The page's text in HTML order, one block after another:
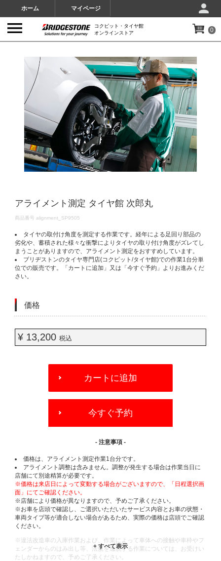
ホーム マイページ
コクピット・タイヤ館
オンラインストア
0
アライメント測定 タイヤ館 次郎丸
DETAILS
商品番号 alignment_SP9505
タイヤの取付け角度を測定する作業です。経年による足回り部品の
劣化や、蓄積された様々な衝撃によりタイヤの取り付け角度がズレてし
まうことがありますので、アライメント測定をおすすめしています。
ブリヂストンのタイヤ専門店(コクピット/タイヤ館)での作業1台分単
位での販売です。「カートに追加」又は「今すぐ予約」よりお進みくだ
さい。
価格
¥ 13,200 税込
OPTIONS
カートに追加
今すぐ予約
- 注意事項 -
価格は、アライメント測定作業1台分です。
アライメント調整は含みません。調整が発生する場合は作業当日に
店舗にて別途精算が必要です。
※価格は来店日によって変動する場合がございますので、「日程選択画
面」にてご確認ください。
※店舗により価格が異なりますので、予めご了承ください。
※お車を店頭で確認し、ご選択いただいたサービス内容とお車の状態・
車両タイプ等が適合しない場合があるため、実際の価格は店頭でご確認
ください。
※違法改造車の入庫作業および、作業によって車体への接触や車枠やフ
ェンダーからのはみ出し等、法規を逸脱する作業については、お受けい
たしかねますので、予めご了承ください。